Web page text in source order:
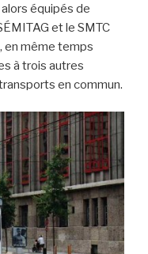
équipés de
et le SMTC
en même temps
à trois autres
en commun.